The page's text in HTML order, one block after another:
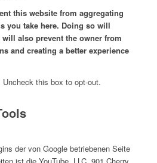
this website from aggregating
you take here. Doing so will
also prevent the owner from
and creating a better experience
this box to opt-out.
der von Google betriebenen Seite
ist die YouTube, LLC, 901 Cherry